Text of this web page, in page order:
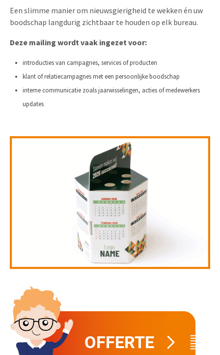
Een slimme manier om nieuwsgierigheid te wekken én uw
boodschap langdurig zichtbaar te houden op elk bureau.
Deze mailing wordt vaak ingezet voor:
introducties van campagnes, services of producten
klant of relatiecampagnes met een persoonlijke boodschap
interne communicatie zoals jaarwisselingen, acties of medewerkers
updates
Lenticular Cards
Twin Sliders
Tabkaarten
Budget kaarten
Andere opvallende mailings
Non-profit Marketing
Marketing in de Zorg
Duurzame Marketing
Marketing voor Scholen
Horeca Marketing
App-lancering
Kalender maken
Klantenbinding
Vacatures
Brochure downloaden